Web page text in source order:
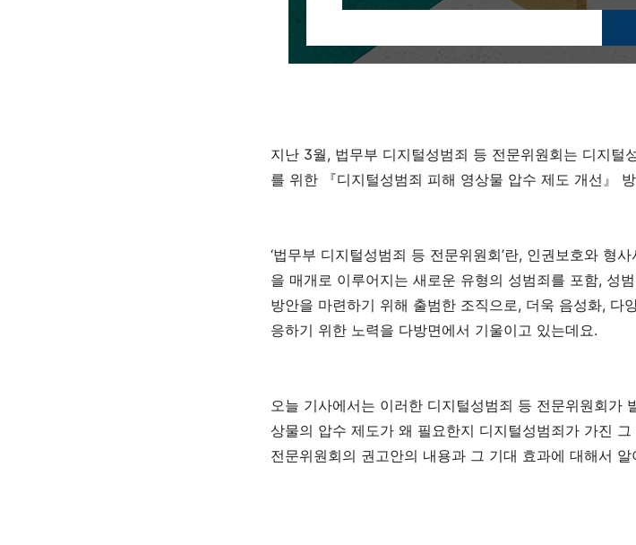
지난 3월, 법무부 디지털성범죄 등 전문위원회는 디지털
를 위한
『디지털성범죄 피해 영상물 압수 제도 개선 』
‘법무부 디지털성범죄 등 전문위원회’란, 인권보호와 형
을 매개로 이루어지는 새로운 유형의 성범죄를 포함, 성
방안을 마련하기 위해 출범한 조직으로, 더욱 음성화, 다
응하기 위한 노력을 다방면에서 기울이고 있는데요.
오늘 기사에서는 이러한 디지털성범죄 등 전문위원회가
상물의 압수 제도가 왜 필요한지 디지털성범죄가 가진
전문위원회의 권고안의 내용과 그 기대 효과에 대해서